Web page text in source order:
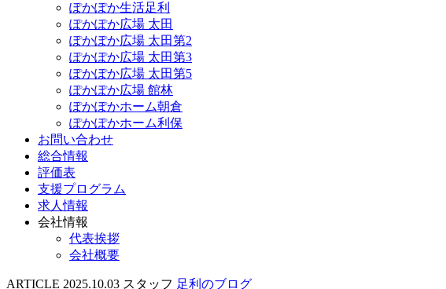
ぽかぽか生活足利
ぽかぽか広場 太田
ぽかぽか広場 太田第2
ぽかぽか広場 太田第3
ぽかぽか広場 太田第5
ぽかぽか広場 館林
ぽかぽかホーム朝倉
ぽかぽかホーム利保
お問い合わせ
総合情報
評価表
支援プログラム
求人情報
会社情報
代表挨拶
会社概要
ARTICLE 2025.10.03 スタッフ 足利のブログ